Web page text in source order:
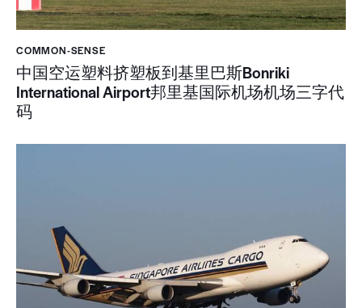
COMMON-SENSE
中国空运塑料挤塑板到基里巴斯Bonriki
International Airport邦里基国际机场机场三字代
码